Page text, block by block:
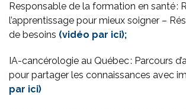
Responsable de la formation en santé :
l’apprentissage pour mieux soigner –
de besoins (vidéo par ici);
IA-cancérologie au Québec : Parcours
pour partager les connaissances avec
par ici)